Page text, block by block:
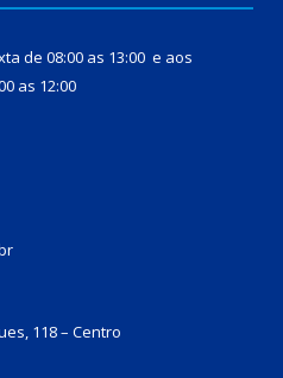
de 08:00 as 13:00 e aos
as 12:00
118 – Centro